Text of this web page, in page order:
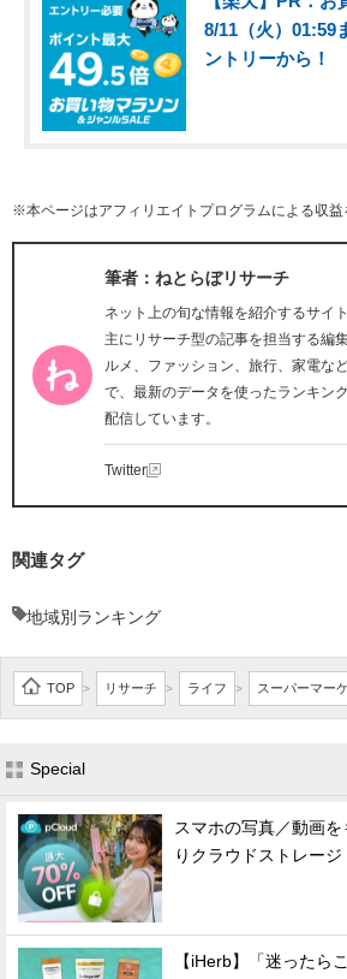
8/11（火）
ントリーから！
※本ページはアフィリエイトプログラムによる収益
筆者：ねとらぼリサーチ
ネット上の旬な情報を紹介するサイ
主にリサーチ型の記事を担当する編
ルメ、ファッション、旅行、家電な
で、最新のデータを使ったランキン
配信しています。
Twitter
関連タグ
地域別ランキング
TOP > リサーチ > ライフ > スーパーマー
Special
スマホの写真／動画
りクラウドストレージ
【iHerb】「迷ったら